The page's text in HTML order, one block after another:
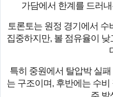
가담에서 한계를 드러
토론토는 원정 경기에서 수
집중하지만, 볼 점유율이
특히 중원에서 탈압박 실
는 구조이며, 후반에는 수